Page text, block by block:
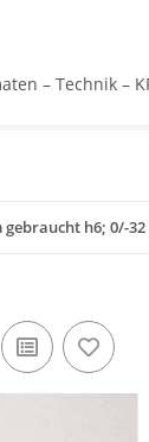
– Technik –
h6; 0/-